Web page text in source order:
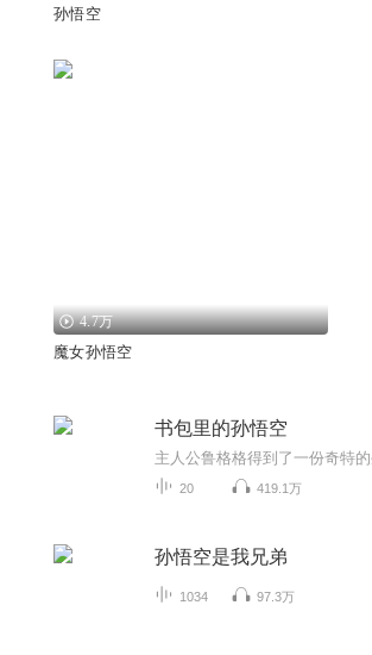
孙悟空
4.7万
魔女孙悟空
书包里的孙悟空
20 419.1万
孙悟空是我兄弟
1034 97.3万